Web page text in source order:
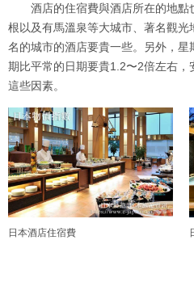
酒店的住宿費與酒店所在的地點
根以及有馬溫泉等大城市、著名觀
名的城市的酒店要貴一些。另外，
期比平常的日期要貴1.2〜2倍左右，
這些因素。
日本酒店住宿費